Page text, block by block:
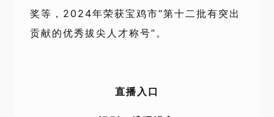
奖等，2024年荣获宝鸡市“第十二批有突出
贡献的优秀拔尖人才称号”。
直播入口